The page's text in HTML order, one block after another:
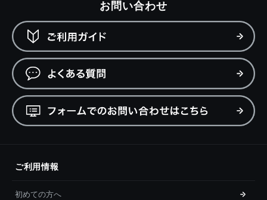
お問い合わせ
ご利用情報
初めての方へ